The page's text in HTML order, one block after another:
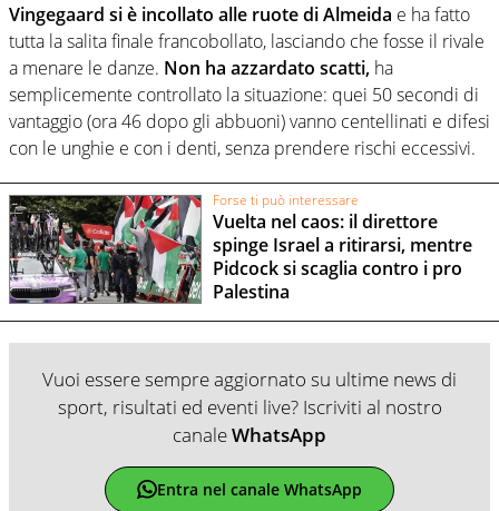
Vingegaard si è incollato alle ruote di Almeida e ha fatto
tutta la salita finale francobollato, lasciando che fosse il rivale
a menare le danze. Non ha azzardato scatti, ha
semplicemente controllato la situazione: quei 50 secondi di
vantaggio (ora 46 dopo gli abbuoni) vanno centellinati e difesi
con le unghie e con i denti, senza prendere rischi eccessivi.
Forse ti può interessare
Vuelta nel caos: il direttore
spinge Israel a ritirarsi, mentre
Pidcock si scaglia contro i pro
Palestina
Vuoi essere sempre aggiornato su ultime news di
sport, risultati ed eventi live? Iscriviti al nostro
canaleWhatsApp
Entra nel canale WhatsApp